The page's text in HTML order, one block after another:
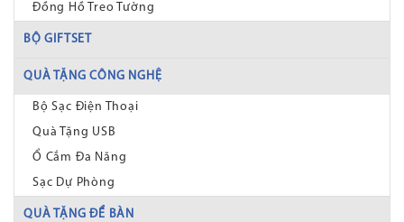
Đồng Hồ Treo Tường
BỘ GIFTSET
QUÀ TẶNG CÔNG NGHỆ
Bộ Sạc Điện Thoại
Quà Tặng USB
Ổ Cắm Đa Năng
Sạc Dự Phòng
QUÀ TẶNG ĐỂ BÀN